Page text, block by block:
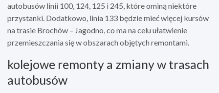
autobusów linii 100, 124, 125 i 245, które ominą niektóre
przystanki. Dodatkowo, linia 133 będzie mieć więcej kursów
na trasie Brochów – Jagodno, co ma na celu ułatwienie
przemieszczania się w obszarach objętych remontami.
kolejowe remonty a zmiany w trasach
autobusów